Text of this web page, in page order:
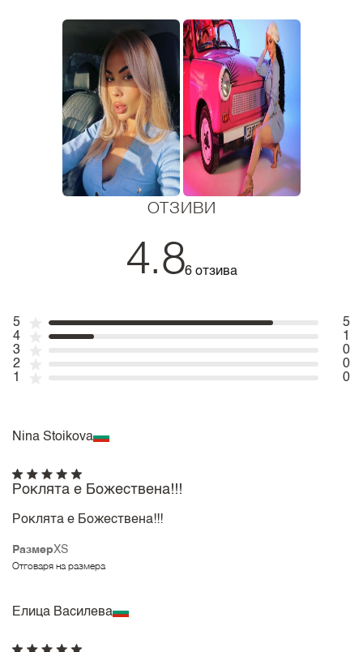
ОТЗИВИ
4.86 отзива
5
5
4
1
3
0
2
0
1
0
Nina Stoikova
РазмерXS
Отговаря на размера
Роклята е Божествена!!!
Роклята е Божествена!!!
Елица Василева